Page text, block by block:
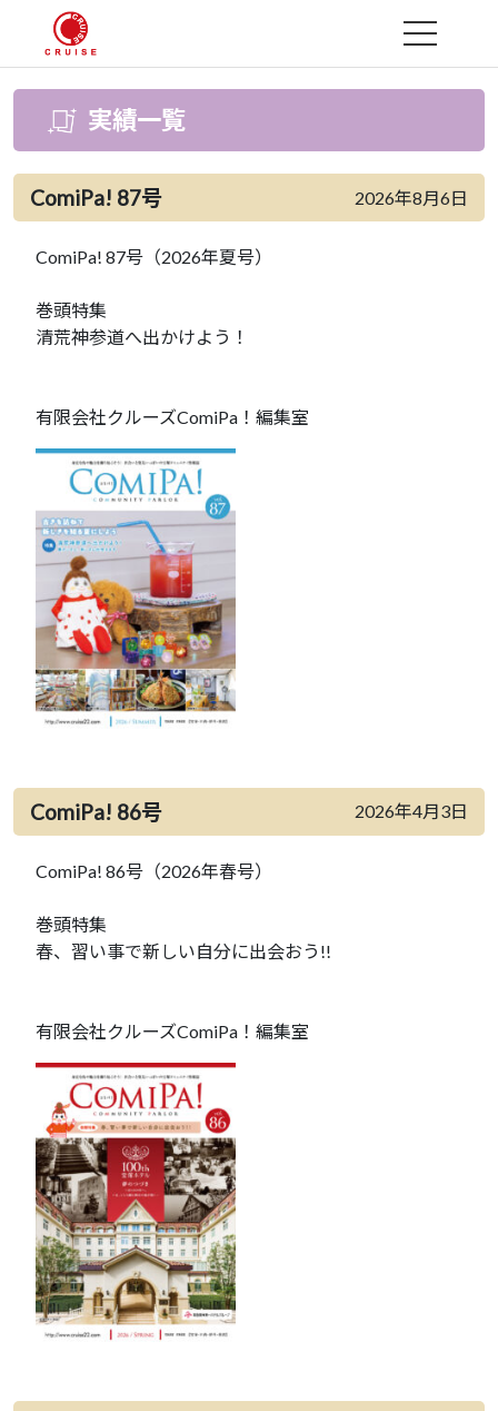
MENU
実績一覧
ComiPa! 87号 2026年8月6日
ComiPa! 87号（2026年夏号）
巻頭特集
清荒神参道へ出かけよう！
有限会社クルーズComiPa！編集室
ComiPa! 86号 2026年4月3日
ComiPa! 86号（2026年春号）
巻頭特集
春、習い事で新しい自分に出会おう!!
有限会社クルーズComiPa！編集室